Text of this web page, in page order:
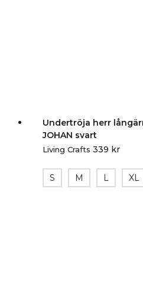
Undertröja herr
JOHAN svart
Living Crafts 339 kr
S M L XL